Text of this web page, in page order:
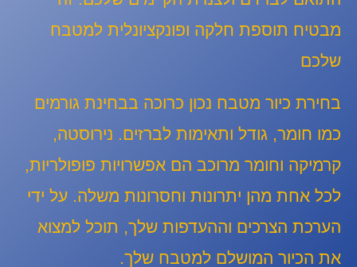
מבטיח תוספת חלקה ופונקציונלית למטבח
שלכם
בחירת כיור מטבח נכון כרוכה בבחינת גורמים
כמו חומר, גודל ותאימות לברזים. נירוסטה,
קרמיקה וחומר מרוכב הם אפשרויות פופולריות,
לכל אחת מהן יתרונות וחסרונות משלה. על ידי
הערכת הצרכים וההעדפות שלך, תוכל למצוא
את הכיור המושלם למטבח שלך.